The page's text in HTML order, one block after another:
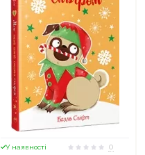
У наявності
0